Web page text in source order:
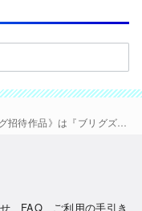
たくさんの映画ファンにも観て欲しいので12/15(土)-28(金)2週間上映決定
FAQ ご利用の手引き